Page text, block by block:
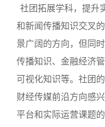
社团拓展学科，提升
和新闻传播知识交叉
景广阔的方向，但同
传播知识、金融经济
可视化知识等。社团
财经传媒前沿方向感
平台和实际运营课题